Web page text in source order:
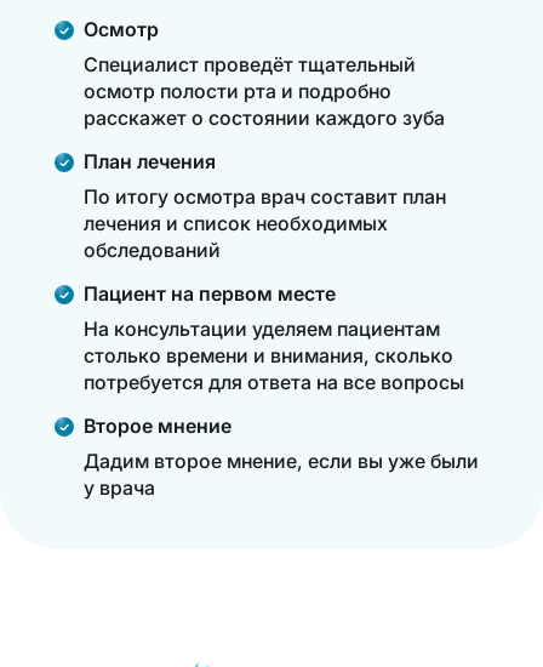
Осмотр
Специалист проведёт тщательный
осмотр полости рта и подробно
расскажет о состоянии каждого зуба
План лечения
По итогу осмотра врач составит план
лечения и список необходимых
обследований
Пациент на первом месте
На консультации уделяем пациентам
столько времени и внимания, сколько
потребуется для ответа на все вопросы
Второе мнение
Дадим второе мнение, если вы уже были
у врача